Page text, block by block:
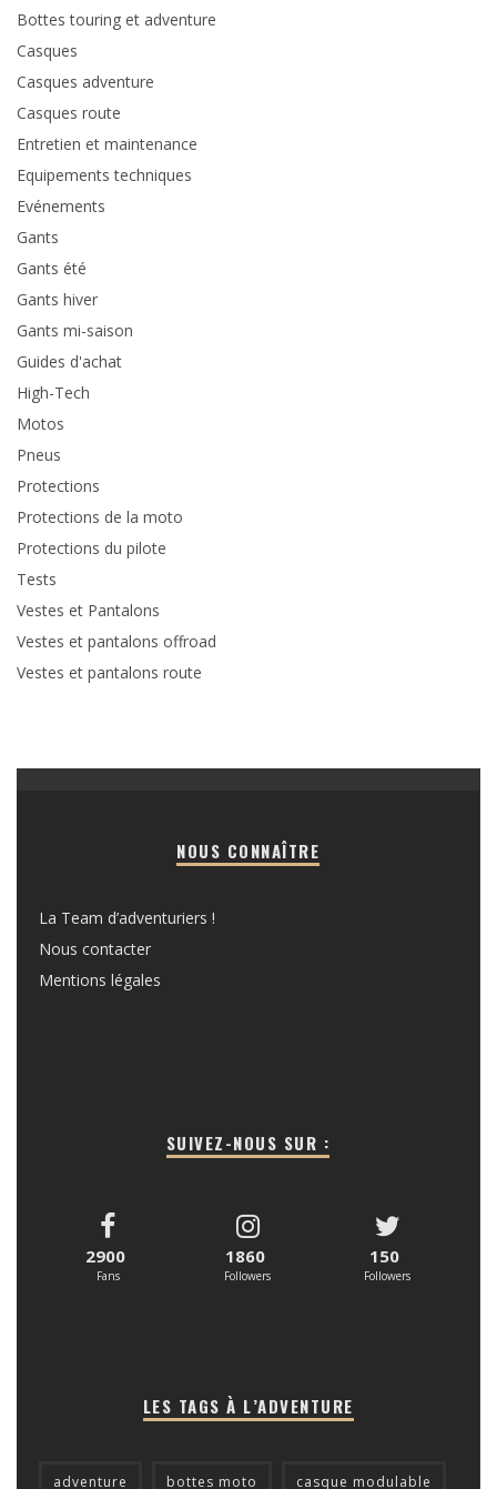
Bottes touring et adventure
Casques
Casques adventure
Casques route
Entretien et maintenance
Equipements techniques
Evénements
Gants
Gants été
Gants hiver
Gants mi-saison
Guides d'achat
High-Tech
Motos
Pneus
Protections
Protections de la moto
Protections du pilote
Tests
Vestes et Pantalons
Vestes et pantalons offroad
Vestes et pantalons route
NOUS CONNAÎTRE
La Team d’adventuriers !
Nous contacter
Mentions légales
SUIVEZ-NOUS SUR :
2900
Fans
1860
Followers
150
Followers
LES TAGS À L’ADVENTURE
adventure bottes moto casque modulable